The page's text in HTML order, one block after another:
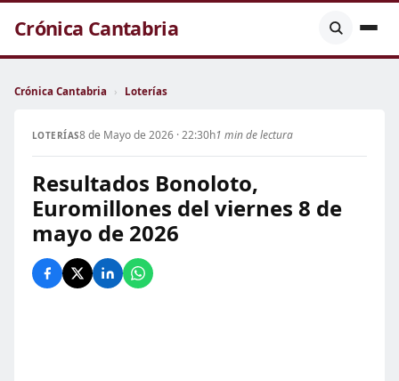
Crónica Cantabria
Crónica Cantabria › Loterías
LOTERÍAS8 de Mayo de 2026 · 22:30h1 min de lectura
Resultados Bonoloto,
Euromillones del viernes 8 de
mayo de 2026